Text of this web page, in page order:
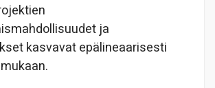
ja
kasvavat epälineaarisesti